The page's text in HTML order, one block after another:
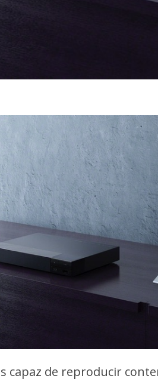
capaz de reproducir